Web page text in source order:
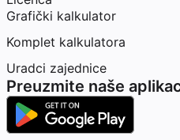
Grafički kalkulator
Komplet kalkulatora
Uradci zajednice
Preuzmite naše